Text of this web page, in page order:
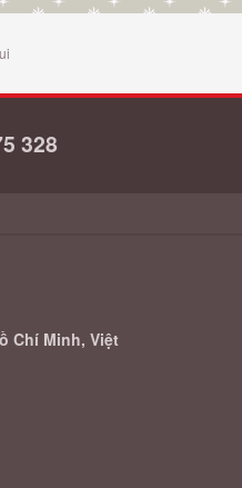
328
Chí Minh, Việt